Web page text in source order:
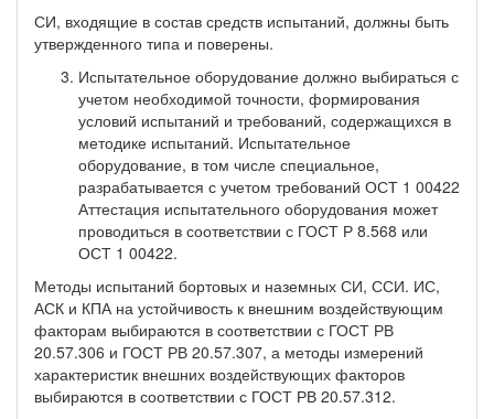
СИ, входящие в состав средств испытаний, должны быть
утвержденного типа и поверены.
Испытательное оборудование должно выбираться с
учетом необходимой точности, формирования
условий испытаний и требований, содержащихся в
методике испытаний. Испытательное
оборудование, в том числе специальное,
разрабатывается с учетом требований ОСТ 1 00422
Аттестация испытательного оборудования может
проводиться в соответствии с ГОСТ Р 8.568 или
ОСТ 1 00422.
Методы испытаний бортовых и наземных СИ, ССИ. ИС,
АСК и КПА на устойчивость к внешним воздействующим
факторам выбираются в соответствии с ГОСТ РВ
20.57.306 и ГОСТ РВ 20.57.307, а методы измерений
характеристик внешних воздействующих факторов
выбираются в соответствии с ГОСТ РВ 20.57.312.